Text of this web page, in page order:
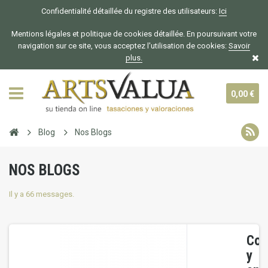
Confidentialité détaillée du registre des utilisateurs: Ici
Mentions légales et politique de cookies détaillée. En poursuivant votre
navigation sur ce site, vous acceptez l'utilisation de cookies: Savoir
plus.
0,00 €
Blog Nos Blogs
NOS BLOGS
Il y a 66 messages.
y